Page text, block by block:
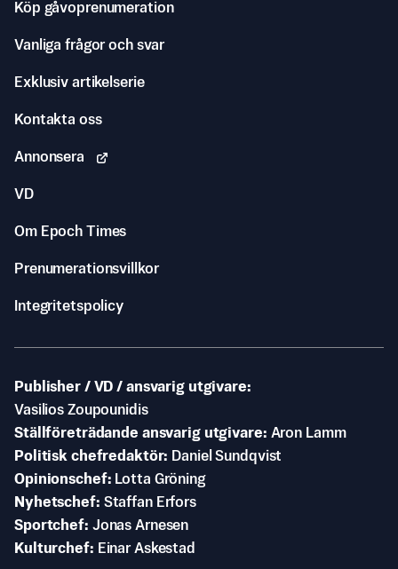
Köp gåvoprenumeration
Vanliga frågor och svar
Exklusiv artikelserie
Kontakta oss
Annonsera
VD
Om Epoch Times
Prenumerationsvillkor
Integritetspolicy
Publisher / VD / ansvarig utgivare
Vasilios Zoupounidis
Ställföreträdande ansvarig utgivare Aron Lamm
Politisk chefredaktör
Daniel Sundqvist
Opinionschef
Lotta Gröning
Nyhetschef Staffan Erfors
Sportchef Jonas Arnesen
Kulturchef
Einar Askestad